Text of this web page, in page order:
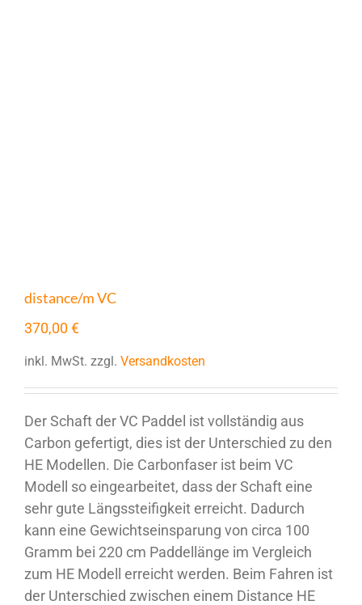
distance/m VC
370,00€
inkl. MwSt. zzgl. Versandkosten
Der Schaft der VC Paddel ist vollständig aus
Carbon gefertigt, dies ist der Unterschied zu den
HE Modellen. Die Carbonfaser ist beim VC
Modell so eingearbeitet, dass der Schaft eine
sehr gute Längssteifigkeit erreicht. Dadurch
kann eine Gewichtseinsparung von circa 100
Gramm bei 220 cm Paddellänge im Vergleich
zum HE Modell erreicht werden. Beim Fahren ist
der Unterschied zwischen einem Distance HE